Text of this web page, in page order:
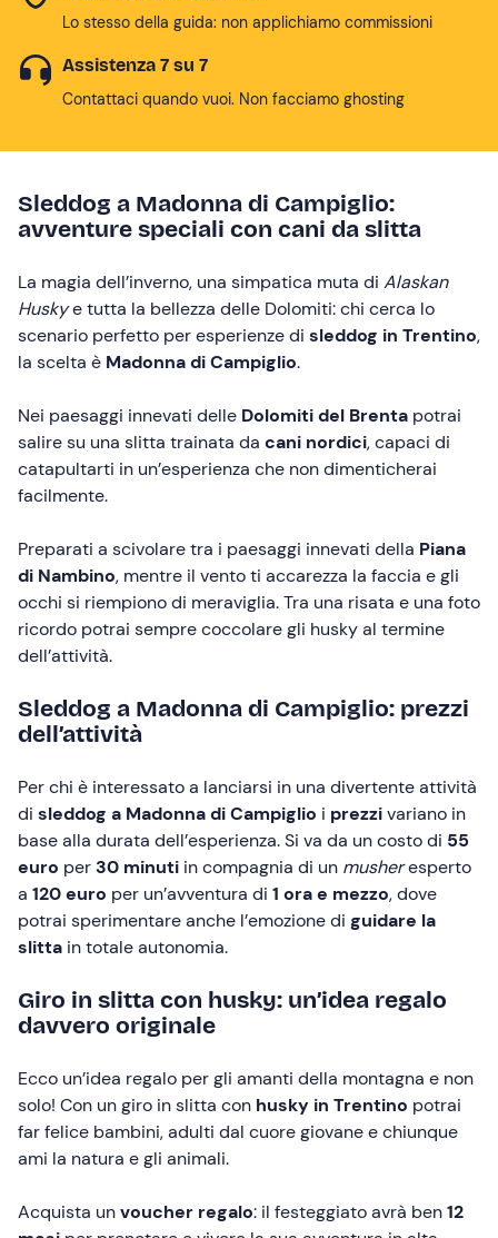
Lo stesso della guida: non applichiamo commissioni
Assistenza 7 su 7
Contattaci quando vuoi. Non facciamo ghosting
Sleddog a Madonna di Campiglio:
avventure speciali con cani da slitta
La magia dell’inverno, una simpatica muta di Alaskan
Huskye tutta la bellezza delle Dolomiti: chi cerca lo
scenario perfetto per esperienze di sleddog in Trentino,
la scelta è Madonna di Campiglio.
Nei paesaggi innevati delle Dolomiti del Brenta potrai
salire su una slitta trainata da cani nordici, capaci di
catapultarti in un’esperienza che non dimenticherai
facilmente.
Preparati a scivolare tra i paesaggi innevati della Piana
di Nambino, mentre il vento ti accarezza la faccia e gli
occhi si riempiono di meraviglia. Tra una risata e una foto
ricordo potrai sempre coccolare gli husky al termine
dell’attività.
Sleddog a Madonna di Campiglio: prezzi
dell’attività
Per chi è interessato a lanciarsi in una divertente attività
di sleddog a Madonna di Campiglio i prezzivariano in
base alla durata dell’esperienza. Si va da un costo di 55
euro per30 minuti in compagnia di un musheresperto
a 120 euro per un’avventura di 1 ora e mezzo, dove
potrai sperimentare anche l’emozione di guidare la
slitta in totale autonomia.
Giro in slitta con husky: un’idea regalo
davvero originale
Ecco un’idea regalo per gli amanti della montagna e non
solo! Con un giro in slitta con husky in Trentino potrai
far felice bambini, adulti dal cuore giovane e chiunque
ami la natura e gli animali.
Acquista unvoucher regalo: il festeggiato avrà ben12